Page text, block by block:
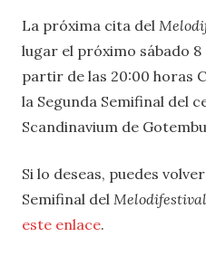
La próxima cita del
lugar el próximo sábado
partir de las 20:00 horas
la Segunda Semifinal del
Scandinavium de
Si lo deseas, puedes
Semifinal del
este enlace.